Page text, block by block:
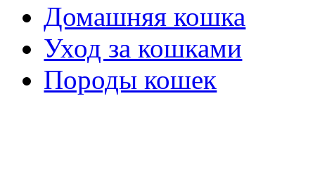
Домашняя кошка
Уход за кошками
Породы кошек